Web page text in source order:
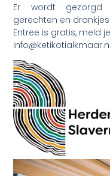
Er wordt gezorgd
gerechten en drankjes.
Entree is gratis, meld
info@ketikotialkmaar.nl